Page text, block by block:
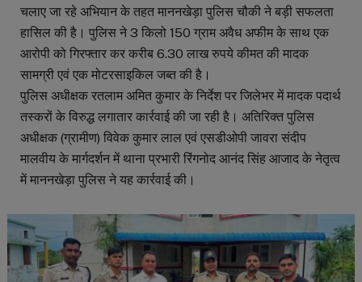
चलाए जा रहे अभियान के तहत माननखेड़ा पुलिस चौकी ने बड़ी सफलता
हासिल की है। पुलिस ने 3 किलो 150 ग्राम अवैध अफीम के साथ एक
आरोपी को गिरफ्तार कर करीब 6.30 लाख रुपये कीमत की मादक
सामग्री एवं एक मोटरसाइकिल जब्त की है।
पुलिस अधीक्षक रतलाम अमित कुमार के निर्देश पर जिलेभर में मादक पदार्थ
तस्करों के विरुद्ध लगातार कार्रवाई की जा रही है। अतिरिक्त पुलिस
अधीक्षक (ग्रामीण) विवेक कुमार लाल एवं एसडीओपी जावरा संदीप
मालवीय के मार्गदर्शन में थाना प्रभारी रिंगनोद आनंद सिंह आजाद के नेतृत्व
में माननखेड़ा पुलिस ने यह कार्रवाई की।